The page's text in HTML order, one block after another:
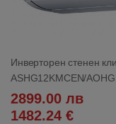
Инверторен стенен
ASHG12KMCEN/
2899.00 лв
1482.24 €